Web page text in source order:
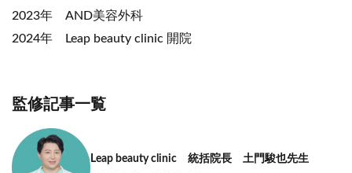
2023年 AND美容外科
2024年 Leap beauty clinic 開院
監修記事一覧
Leap beauty clinic 統括院長 土門駿也先生